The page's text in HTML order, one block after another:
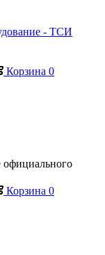
Корзина 0
Корзина 0